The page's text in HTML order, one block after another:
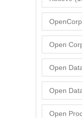
Open
Open
Open
Open